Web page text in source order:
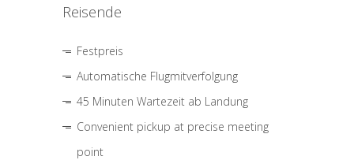
Reisende
Festpreis
Automatische Flugmitverfolgung
45 Minuten Wartezeit ab Landung
Convenient pickup at precise meeting
point